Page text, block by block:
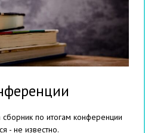
по итогам конференции
- не известно.